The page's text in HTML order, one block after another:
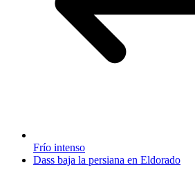
Frío intenso
Dass baja la persiana en Eldorado